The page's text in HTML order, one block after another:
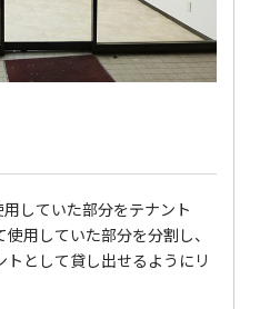
用していた部分をテナント
用していた部分を分割し、
として貸し出せるようにリ